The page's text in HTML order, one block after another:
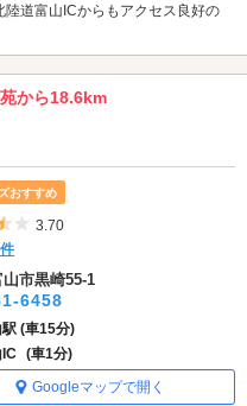
陸道富山ICからもアクセス良好の
から18.6km
おすすめ
5つ星のうち3.5
3.70
市黒崎55-1
6458
(車15分)
(車1分)
Googleマップで開く